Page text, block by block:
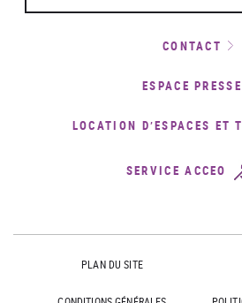
CONTACT
ESPACE PRESSE
LOCATION D’ESPACES ET
SERVICE ACCEO
PLAN DU SITE